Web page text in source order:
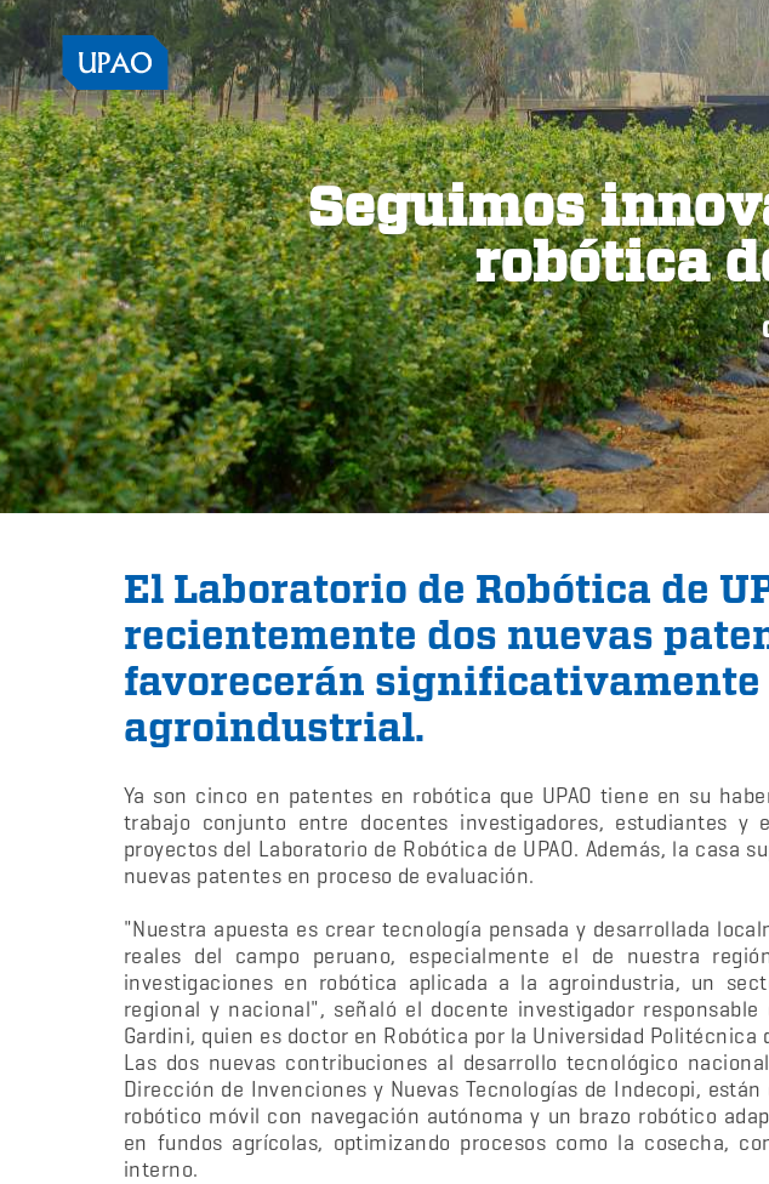
Seguimos
robótica
El Laboratorio de Robótica de
recientemente dos nuevas
favorecerán significativamente
agroindustrial.
Ya son cinco en patentes en robótica que UPAO tiene en su
trabajo conjunto entre docentes investigadores, estudiantes y
proyectos del Laboratorio de Robótica de UPAO. Además, la casa
nuevas patentes en proceso de evaluación.
"Nuestra apuesta es crear tecnología pensada y desarrollada
reales del campo peruano, especialmente el de nuestra
investigaciones en robótica aplicada a la agroindustria, un
regional y nacional", señaló el docente investigador responsable
Gardini, quien es doctor en Robótica por la Universidad Politécnica
Las dos nuevas contribuciones al desarrollo tecnológico
Dirección de Invenciones y Nuevas Tecnologías de Indecopi,
robótico móvil con navegación autónoma y un brazo robótico
en fundos agrícolas, optimizando procesos como la cosecha,
interno.